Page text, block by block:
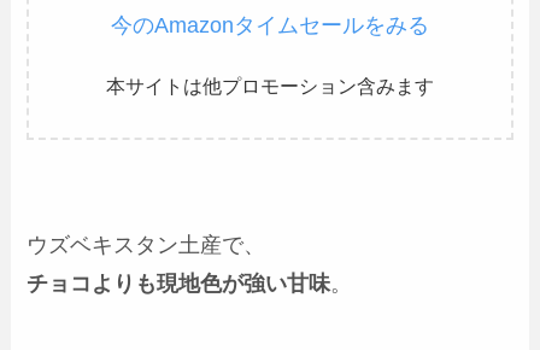
今のAmazonタイムセールをみる
本サイトは他プロモーション含みます
ウズベキスタン土産で、
チョコよりも現地色が強い甘味。